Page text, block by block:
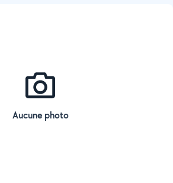
Aucune photo